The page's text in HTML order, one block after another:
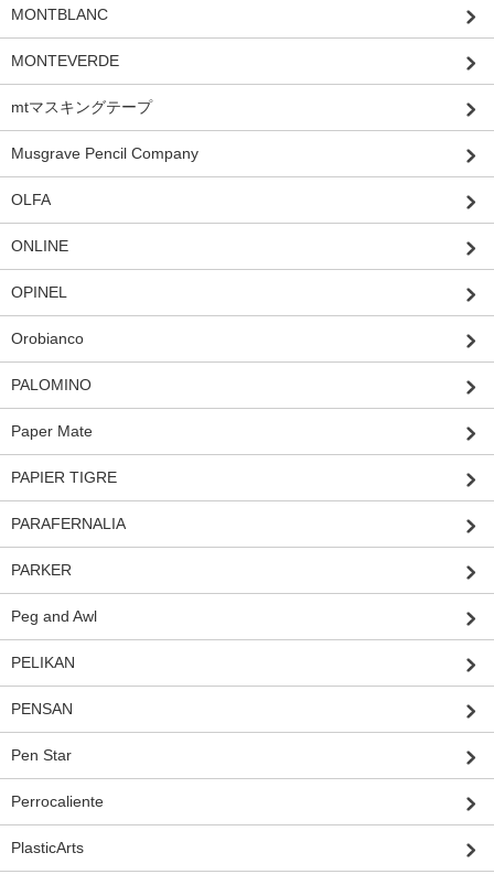
MONTBLANC
MONTEVERDE
mtマスキングテープ
Musgrave Pencil Company
OLFA
ONLINE
OPINEL
Orobianco
PALOMINO
Paper Mate
PAPIER TIGRE
PARAFERNALIA
PARKER
Peg and Awl
PELIKAN
PENSAN
Pen Star
Perrocaliente
PlasticArts